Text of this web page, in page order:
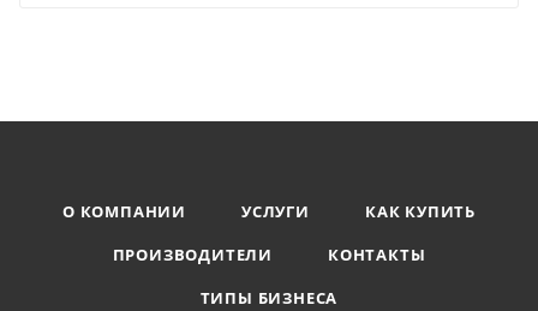
О КОМПАНИИ УСЛУГИ
КАК КУПИТЬ
ПРОИЗВОДИТЕЛИ
КОНТАКТЫ
ТИПЫ БИЗНЕСА